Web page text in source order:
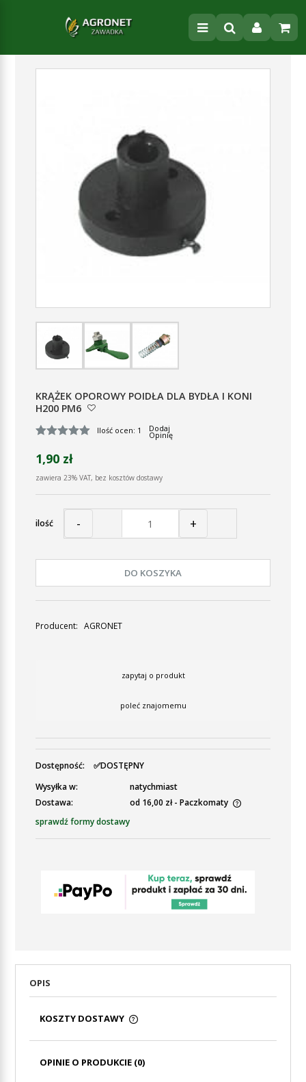
KRĄŻEK OPOROWY POIDŁA DLA BYDŁA I KONI
H200 PM6
Ilość ocen: 1 Dodaj
Opinię
1,90 zł
zawiera 23% VAT, bez kosztów dostawy
ilość - +
DO KOSZYKA
Producent: AGRONET
zapytaj o produkt
poleć znajomemu
Dostępność:
✅DOSTĘPNY
Wysyłka w:
natychmiast
Dostawa:
od 16,00 zł - Paczkomaty
Cena nie zawiera ewentualnych kosztów płatności
sprawdź formy dostawy
OPIS
KOSZTY DOSTAWY
PŁATNOŚCI
OPINIE O PRODUKCIE (0)